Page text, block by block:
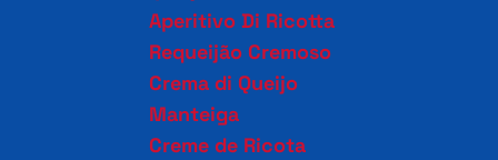
Aperitivo Di Ricotta
Requeijão Cremoso
Crema di Queijo
Manteiga
Creme de Ricota